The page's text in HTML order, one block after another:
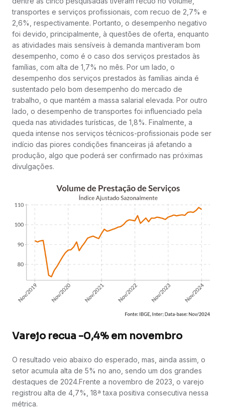
transportes e serviços profissionais, com recuo de 2,7% e
2,6%, respectivamente. Portanto, o desempenho negativo
foi devido, principalmente, à questões de oferta, enquanto
as atividades mais sensíveis à demanda mantiveram bom
desempenho, como é o caso dos serviços prestados às
famílias, com alta de 1,7% no mês. Por um lado, o
desempenho dos serviços prestados às famílias ainda é
sustentado pelo bom desempenho do mercado de
trabalho, o que mantém a massa salarial elevada. Por outro
lado, o desempenho de transportes foi influenciado pela
queda nas atividades turísticas, de 1,8%. Finalmente, a
queda intense nos serviços técnicos-profissionais pode ser
indício das piores condições financeiras já afetando a
produção, algo que poderá ser confirmado nas próximas
divulgações.
Varejo recua -0,4% em novembro
O resultado veio abaixo do esperado, mas, ainda assim, o
setor acumula alta de 5% no ano, sendo um dos grandes
destaques de 2024.Frente a novembro de 2023, o varejo
registrou alta de 4,7%, 18ª taxa positiva consecutiva nessa
métrica.